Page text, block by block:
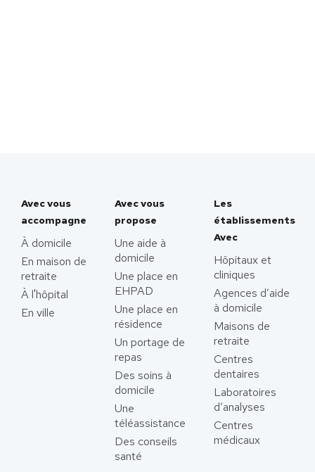
Avec vous
accompagne
À domicile
En maison de
retraite
À l'hôpital
En ville
Avec vous
propose
Une aide à
domicile
Une place en
EHPAD
Une place en
résidence
Un portage de
repas
Des soins à
domicile
Une
téléassistance
Des conseils
santé
Les
établissements
Avec
Hôpitaux et
cliniques
Agences d’aide
à domicile
Maisons de
retraite
Centres
dentaires
Laboratoires
d’analyses
Centres
médicaux